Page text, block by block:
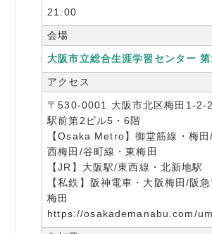
21:00
会場
大阪市立総合生涯学習センター
アクセス
〒530-0001 大阪市北区梅田1-2-
駅前第2ビル5・6階
【Osaka Metro】御堂筋線・梅田
西梅田/谷町線・東梅田
【JR】大阪駅/東西線・北新地駅
【私鉄】阪神電車・大阪梅田/阪
梅田
https://osakademanabu.com/